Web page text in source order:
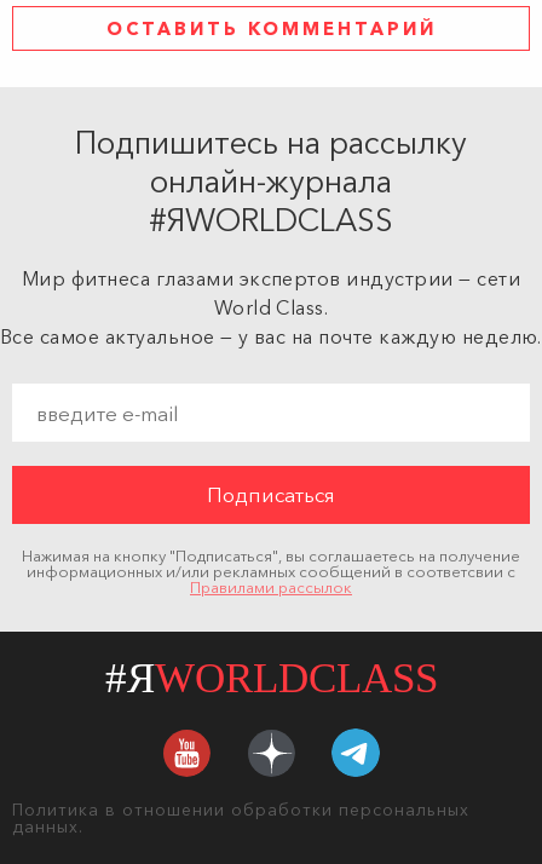
ОСТАВИТЬ КОММЕНТАРИЙ
Подпишитесь на рассылку
онлайн-журнала
#ЯWORLDCLASS
Мир фитнеса глазами экспертов индустрии — сети
World Class.
Все самое актуальное — у вас на почте каждую неделю.
Нажимая на кнопку "Подписаться", вы соглашаетесь на получение
информационных и/или рекламных сообщений в соответсвии с
Правилами рассылок
#ЯWORLDCLASS
Политика в отношении обработки персональных
данных.